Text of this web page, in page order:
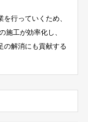
行っていくため、
施工が効率化し、
の解消にも貢献する